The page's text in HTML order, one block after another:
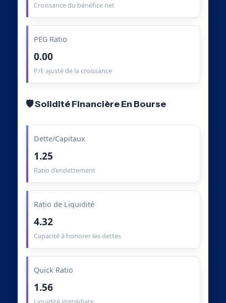
Croissance du bénéfice net
PEG Ratio
0.00
P/E ajusté de la croissance
🛡️ Solidité Financière En Bourse
Dette/Capitaux
1.25
Ratio d’endettement
Ratio de Liquidité
4.32
Capacité à honorer les dettes
Quick Ratio
1.56